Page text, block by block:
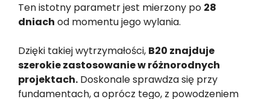
Ten istotny parametr jest mierzony po 28
dniach od momentu jego wylania.
Dzięki takiej wytrzymałości, B20 znajduje
szerokie zastosowanie w różnorodnych
projektach. Doskonale sprawdza się przy
fundamentach, a oprócz tego, z powodzeniem